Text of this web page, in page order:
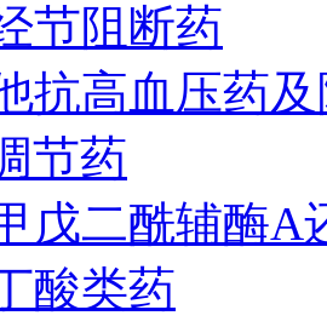
节阻断药
抗高血压药
节药
戊二酰辅酶A
酸类药